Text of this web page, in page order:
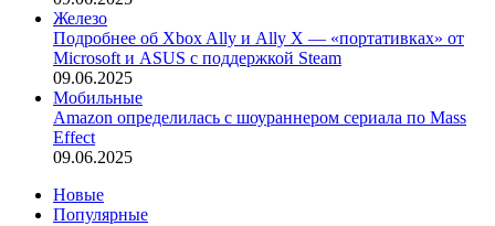
Железо
Подробнее об Xbox Ally и Ally X — «портативках» от
Microsoft и ASUS с поддержкой Steam
09.06.2025
Мобильные
Amazon определилась с шоураннером сериала по Mass
Effect
09.06.2025
Новые
Популярные